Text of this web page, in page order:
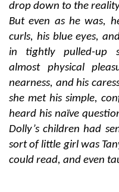
drop down to the
But even as he was,
curls, his blue eyes,
in tightly pulled-up
almost physical
nearness, and his
she met his simple,
heard his naïve
Dolly’s children had
sort of little girl was
could read, and even